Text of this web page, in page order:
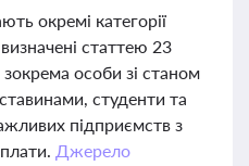
окремі категорії
статтею 23
особи зі станом
студенти та
підприємств з
Джерело